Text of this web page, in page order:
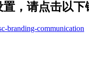
，请点击以下
branding-communication